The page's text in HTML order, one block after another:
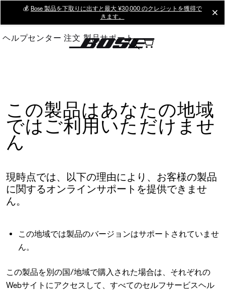
Main
💰 Bose 製品を下取りに出すと最大 ¥30,000 のクレジットを獲得で
きます。
ヘルプセンター 注文 製品サポート
この製品はあなたの地域
ではご利用いただけませ
ん
現時点では、以下の理由により、お客様の製品
に関するオンラインサポートを提供できませ
ん。
この地域では製品のバージョンはサポートされていませ
ん。
この製品を別の国/地域で購入された場合は、それぞれの
Webサイトにアクセスして、すべてのセルフサービスヘル